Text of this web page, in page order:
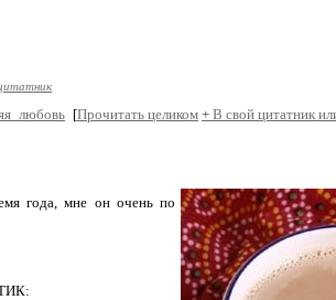
[Прочитать целиком + В свой цитатник
года, мне он очень по